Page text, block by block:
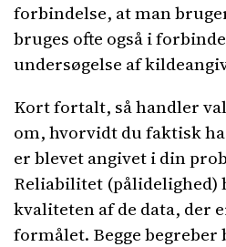
forbindelse, at man
bruges ofte også i
undersøgelse af
Kort fortalt, så handler
om, hvorvidt du faktisk
er blevet angivet i din
Reliabilitet (pålidelighed)
kvaliteten af de data, der
formålet. Begge